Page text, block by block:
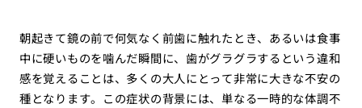
朝起きて鏡の前で何気なく前歯に触れたとき、あるいは食事
中に硬いものを噛んだ瞬間に、歯がグラグラするという違和
感を覚えることは、多くの大人にとって非常に大きな不安の
種となります。この症状の背景には、単なる一時的な体調不